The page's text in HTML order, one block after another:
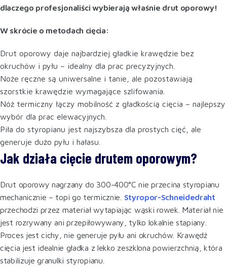
dlaczego profesjonaliści wybierają właśnie drut oporowy!
W skrócie o metodach cięcia:
Drut oporowy daje najbardziej gładkie krawędzie bez
okruchów i pyłu – idealny dla prac precyzyjnych.
Noże ręczne są uniwersalne i tanie, ale pozostawiają
szorstkie krawędzie wymagające szlifowania.
Nóż termiczny łączy mobilność z gładkością cięcia – najlepszy
wybór dla prac elewacyjnych.
Piła do styropianu jest najszybsza dla prostych cięć, ale
generuje dużo pyłu i hałasu.
Jak działa cięcie drutem oporowym?
Drut oporowy nagrzany do 300-400°C nie przecina styropianu
mechanicznie – topi go termicznie. Styropor-Schneidedraht
przechodzi przez materiał wytapiając wąski rowek. Materiał nie
jest rozrywany ani przepiłowywany, tylko lokalnie stapiany.
Proces jest cichy, nie generuje pyłu ani okruchów. Krawędź
cięcia jest idealnie gładka z lekko zeszklona powierzchnią, która
stabilizuje granulki styropianu.